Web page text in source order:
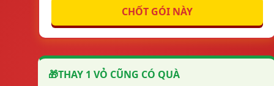
LỐP ADVENZA
LỐP HAI ĐỒNG TIỀN
LỐP MAXXIS
CÁC DÒNG LỐP KHÁC
Tìm kiếm
CHỐT GÓI NÀY
🎁THAY 1 VỎ CŨNG CÓ QUÀ